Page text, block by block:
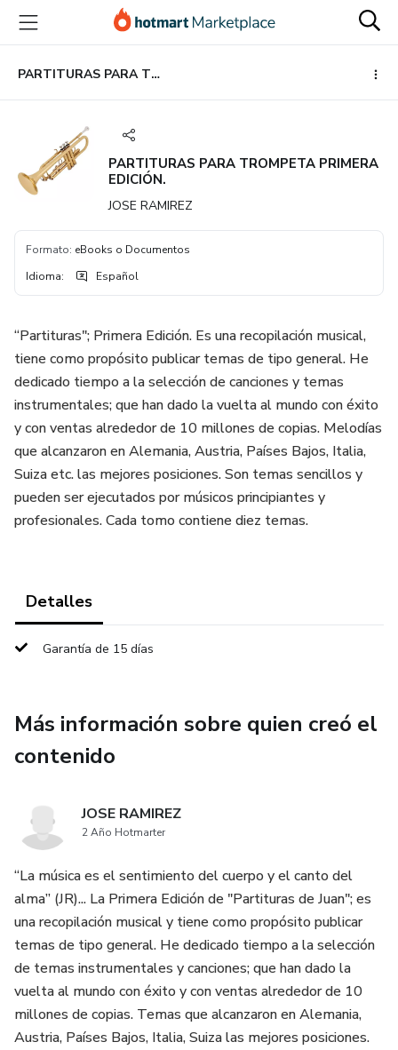
principal
página
de
página
PARTITURAS PARA TROMPETA PRIMERA EDICIÓN.
PARTITURAS PARA TROMPETA PRIMERA
EDICIÓN.
JOSE RAMIREZ
Formato: eBooks o Documentos
Idioma: Español
“Partituras"; Primera Edición. Es una recopilación musical,
tiene como propósito publicar temas de tipo general. He
dedicado tiempo a la selección de canciones y temas
instrumentales; que han dado la vuelta al mundo con éxito
y con ventas alrededor de 10 millones de copias. Melodías
que alcanzaron en Alemania, Austria, Países Bajos, Italia,
Suiza etc. las mejores posiciones. Son temas sencillos y
pueden ser ejecutados por músicos principiantes y
profesionales. Cada tomo contiene diez temas.
Detalles
Garantía de 15 días
Más información sobre quien creó el
contenido
JOSE RAMIREZ
2 Año Hotmarter
“La música es el sentimiento del cuerpo y el canto del
alma” (JR)... La Primera Edición de "Partituras de Juan"; es
una recopilación musical y tiene como propósito publicar
temas de tipo general. He dedicado tiempo a la selección
de temas instrumentales y canciones; que han dado la
vuelta al mundo con éxito y con ventas alrededor de 10
millones de copias. Temas que alcanzaron en Alemania,
Austria, Países Bajos, Italia, Suiza las mejores posiciones.